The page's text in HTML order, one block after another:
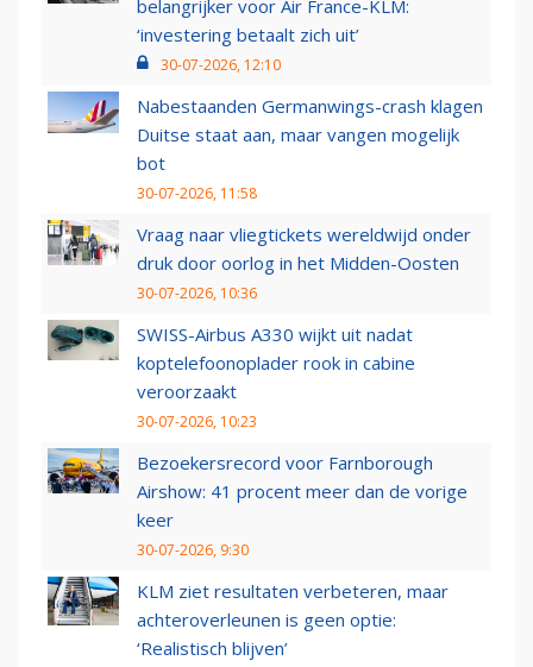
belangrijker voor Air France-KLM:
‘investering betaalt zich uit’
30-07-2026, 12:10
Nabestaanden Germanwings-crash klagen
Duitse staat aan, maar vangen mogelijk
bot
30-07-2026, 11:58
Vraag naar vliegtickets wereldwijd onder
druk door oorlog in het Midden-Oosten
30-07-2026, 10:36
SWISS-Airbus A330 wijkt uit nadat
koptelefoonoplader rook in cabine
veroorzaakt
30-07-2026, 10:23
Bezoekersrecord voor Farnborough
Airshow: 41 procent meer dan de vorige
keer
30-07-2026, 9:30
KLM ziet resultaten verbeteren, maar
achteroverleunen is geen optie:
‘Realistisch blijven’